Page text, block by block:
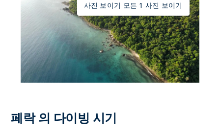
사진 보이기 모든 1 사진 보이기
페락 의 다이빙 시기